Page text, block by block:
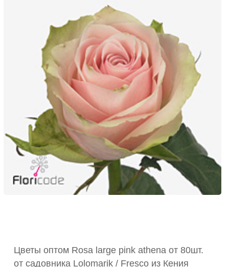
Цветы оптом Rosa large pink athena от 80шт.
от садовника Lolomarik / Fresco из Кения